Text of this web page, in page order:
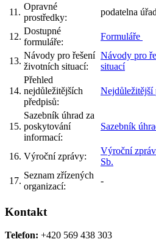
11.
Opravné
prostředky:
podatelna
12.
Dostupné
formuláře:
Formuláře
13.
Návody pro řešení
životních situací:
Návody pro
situací
14.
Přehled
nejdůležitějších
předpisů:
Nejdůležitější
15.
Sazebník úhrad za
poskytování
informací:
Sazebník
16. Výroční zprávy:
Výroční
Sb.
17.
Seznam zřízených
organizací:
-
Kontakt
Telefon: +420 569 438 303